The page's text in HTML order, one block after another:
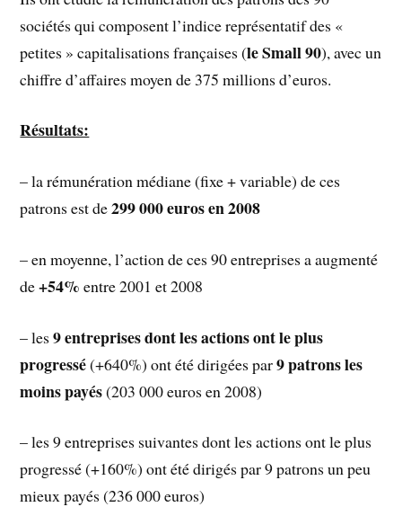
sociétés qui composent l’indice représentatif des «
petites » capitalisations françaises (le Small 90), avec un
chiffre d’affaires moyen de 375 millions d’euros.
Résultats:
– la rémunération médiane (fixe + variable) de ces
patrons est de299 000 euros en 2008
– en moyenne, l’action de ces 90 entreprises a augmenté
de+54%entre 2001 et 2008
– les9 entreprises dont les actions ont le plus
progressé(+640%) ont été dirigées par9 patrons les
moins payés(203 000 euros en 2008)
– les 9 entreprises suivantes dont les actions ont le plus
progressé (+160%) ont été dirigés par 9 patrons un peu
mieux payés (236 000 euros)